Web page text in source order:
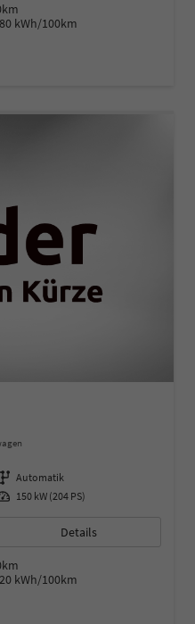
kWh/100km
Getriebe Automatik
Leistung 150 kW (204 PS)
Details
kWh/100km